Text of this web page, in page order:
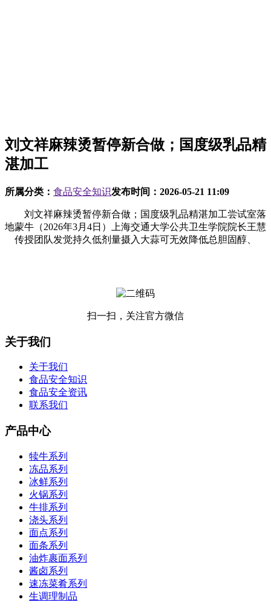
刘文祥麻辣烫暂停新合做；国度级乳品精
湛加工
所属分类： 食品安全知识发布时间： 2026-05-21 11:09
刘文祥麻辣烫暂停新合做；国度级乳品精湛加工尝试室落
地蒙牛（2026年3月4日）上海交通大学公共卫生学院院长王慧
传授团队发觉持久低剂量摄入大蒜可无效降低总胆固醇、
扫一扫，关注官方微信
关于我们
关于我们
食品安全知识
食品安全资讯
联系我们
产品中心
犊牛系列
冻品系列
冰鲜系列
火锅系列
牛排系列
浇头系列
面点系列
面条系列
油炸裹面系列
酱卤系列
速冻菜肴系列
生调理制品